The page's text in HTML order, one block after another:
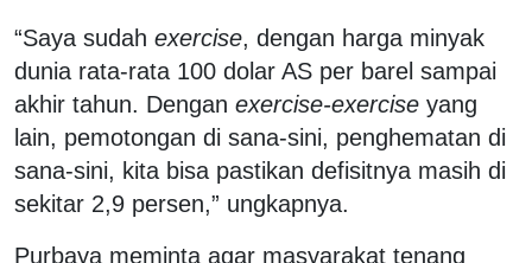
“Saya sudah exercise, dengan harga minyak
dunia rata-rata 100 dolar AS per barel sampai
akhir tahun. Dengan exercise-exercise yang
lain, pemotongan di sana-sini, penghematan di
sana-sini, kita bisa pastikan defisitnya masih di
sekitar 2,9 persen,” ungkapnya.
Purbaya meminta agar masyarakat tenang